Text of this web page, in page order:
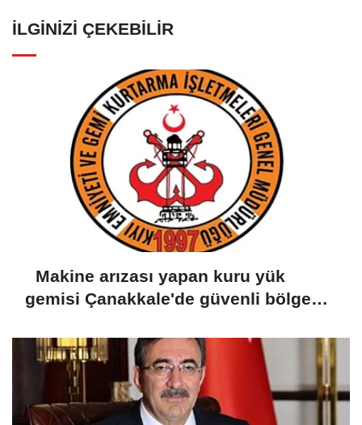
İLGINIZI ÇEKEBILIR
Makine arızası yapan kuru yük
gemisi Çanakkale'de güvenli bölgeye